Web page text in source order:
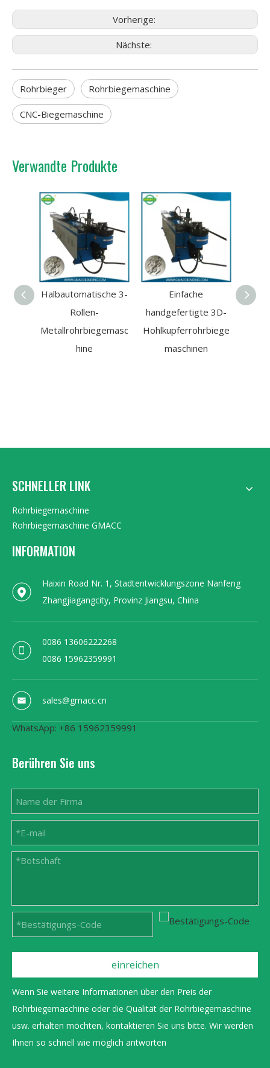
Vorherige:
Nächste:
Rohrbieger Rohrbiegemaschine
CNC-Biegemaschine
Verwandte Produkte
Halbautomatische 3-
Rollen-
Metallrohrbiegemasc
hine
Einfache
handgefertigte 3D-
Hohlkupferrohrbiege
maschinen
SCHNELLER LINK
Rohrbiegemaschine
Rohrbiegemaschine GMACC
INFORMATION
Haixin Road Nr. 1, Stadtentwicklungszone Nanfeng
Zhangjiagangcity, Provinz Jiangsu, China
0086 13606222268
0086 15962359991
sales@gmacc.cn
WhatsApp: +86 15962359991
Berühren Sie uns
einreichen
Wenn Sie weitere Informationen über den Preis der
Rohrbiegemaschine oder die Qualität der Rohrbiegemaschine
usw. erhalten möchten, kontaktieren Sie uns bitte. Wir werden
Ihnen so schnell wie möglich antworten